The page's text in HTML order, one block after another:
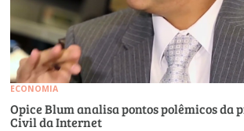
ECONOMIA
Opice Blum analisa pontos polêmicos da
Civil da Internet